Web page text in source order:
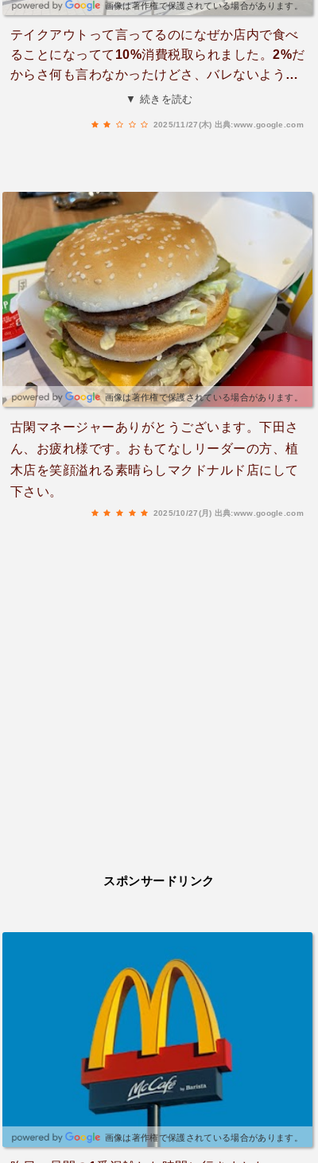
画像は著作権で保護されている場合があります。
テイクアウトって言ってるのになぜか店内で食べ
ることになってて10%消費税取られました。2%だ
からさ何も言わなかったけどさ、バレないように
する為か分からんけど私から言うまでレシートも
▼ 続きを読む
2025/11/27(木) 出典:www.google.com
画像は著作権で保護されている場合があります。
古閑マネージャーありがとうございます。下田さ
ん、お疲れ様です。おもてなしリーダーの方、植
木店を笑顔溢れる素晴らしマクドナルド店にして
下さい。
2025/10/27(月) 出典:www.google.com
スポンサードリンク
画像は著作権で保護されている場合があります。